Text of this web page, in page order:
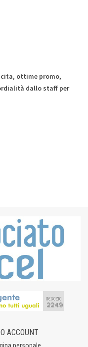
ottime promo,
dallo staff per
ACCOUNT